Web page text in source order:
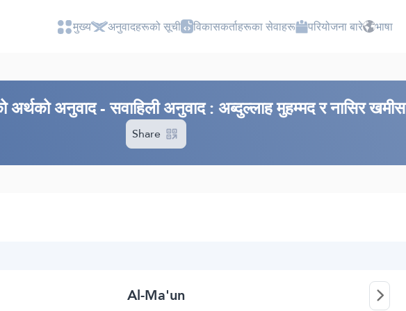
मुख्य अनुवादहरूको सूची विकासकर्ताहरूका सेवाहरू परियोजना बारे भाषा
अनुवाद - सवाहिली अनुवाद : अब्दुल्लाह मुहम्मद र नासिर खमीस
Share
Al-Ma'un